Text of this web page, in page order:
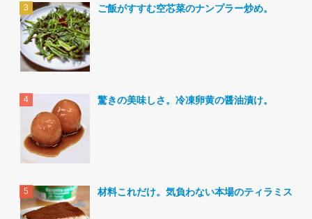
ご飯がすすむ空芯菜のナンプラー炒め。
驚きの美味しさ。冷凍卵黄の醤油漬け。
材料これだけ。気負わない本場のティラミス。